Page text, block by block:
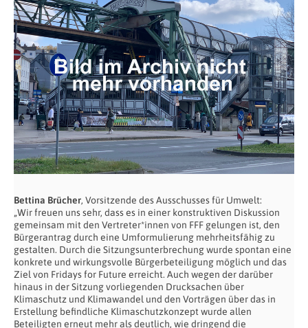
Bettina Brücher, Vorsitzende des Ausschusses für Umwelt:
„Wir freuen uns sehr, dass es in einer konstruktiven Diskussion
gemeinsam mit den Vertreter*innen von FFF gelungen ist, den
Bürgerantrag durch eine Umformulierung mehrheitsfähig zu
gestalten. Durch die Sitzungsunterbrechung wurde spontan eine
konkrete und wirkungsvolle Bürgerbeteiligung möglich und das
Ziel von Fridays for Future erreicht. Auch wegen der darüber
hinaus in der Sitzung vorliegenden Drucksachen über
Klimaschutz und Klimawandel und den Vorträgen über das in
Erstellung befindliche Klimaschutzkonzept wurde allen
Beteiligten erneut mehr als deutlich, wie dringend die